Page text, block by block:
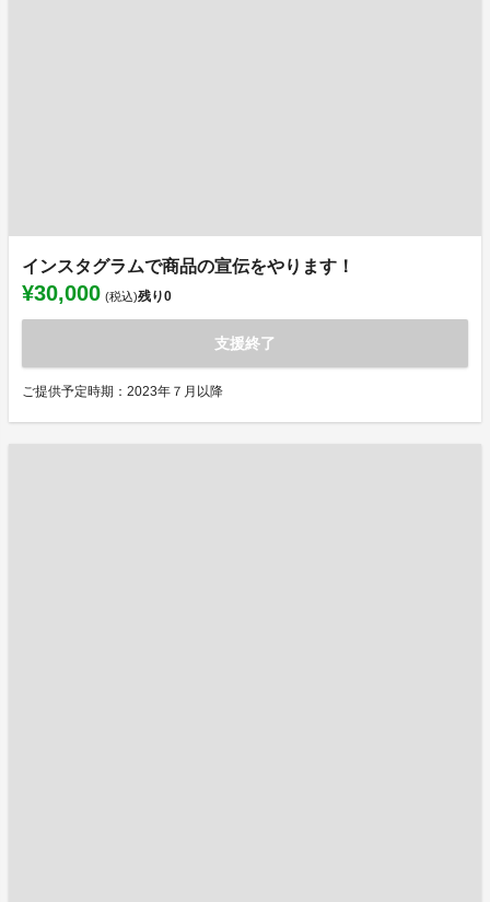
インスタグラムで商品の宣伝をやります！
¥30,000 (税込)残り0
支援終了
ご提供予定時期：2023年７月以降